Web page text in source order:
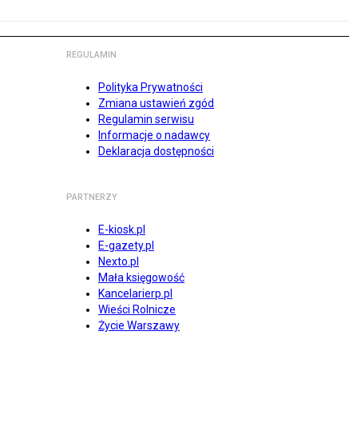
REGULAMIN
Polityka Prywatności
Zmiana ustawień zgód
Regulamin serwisu
Informacje o nadawcy
Deklaracja dostępności
PARTNERZY
E-kiosk.pl
E-gazety.pl
Nexto.pl
Mała księgowość
Kancelarierp.pl
Wieści Rolnicze
Życie Warszawy